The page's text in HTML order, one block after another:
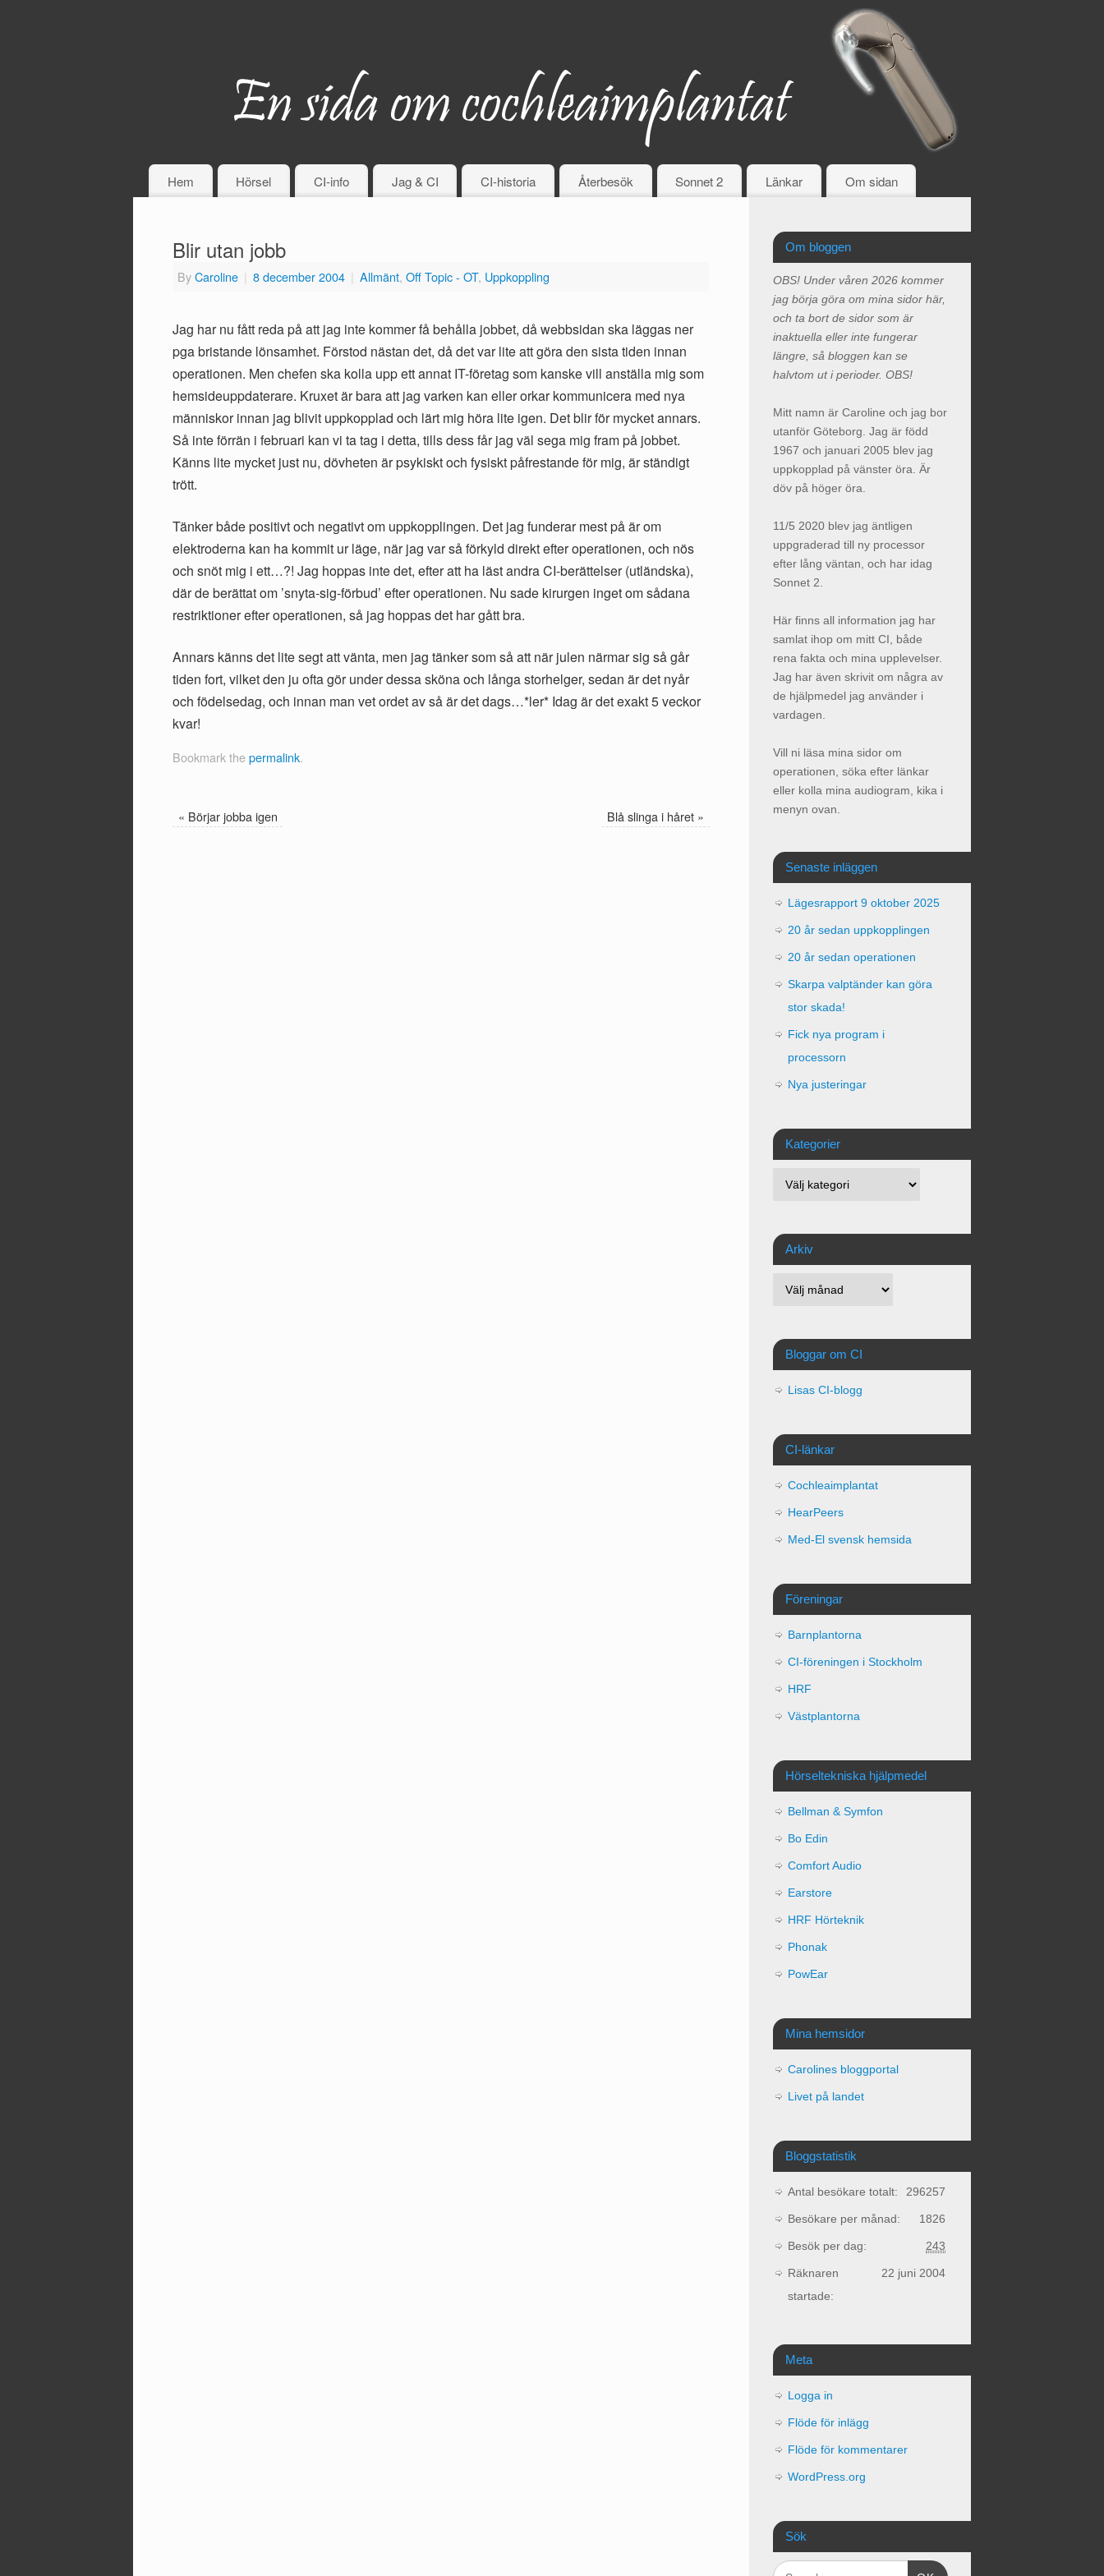
Hem Hörsel CI-info Jag & CI CI-historia Återbesök Sonnet 2 Länkar Om sidan
Blir utan jobb
ByCaroline | 8 december 2004 | Allmänt, Off Topic - OT, Uppkoppling
Jag har nu fått reda på att jag inte kommer få behålla jobbet, då webbsidan ska läggas ner
pga bristande lönsamhet. Förstod nästan det, då det var lite att göra den sista tiden innan
operationen. Men chefen ska kolla upp ett annat IT-företag som kanske vill anställa mig som
hemsideuppdaterare. Kruxet är bara att jag varken kan eller orkar kommunicera med nya
människor innan jag blivit uppkopplad och lärt mig höra lite igen. Det blir för mycket annars.
Så inte förrän i februari kan vi ta tag i detta, tills dess får jag väl sega mig fram på jobbet.
Känns lite mycket just nu, dövheten är psykiskt och fysiskt påfrestande för mig, är ständigt
trött.
Tänker både positivt och negativt om uppkopplingen. Det jag funderar mest på är om
elektroderna kan ha kommit ur läge, när jag var så förkyld direkt efter operationen, och nös
och snöt mig i ett…?! Jag hoppas inte det, efter att ha läst andra CI-berättelser (utländska),
där de berättat om ’snyta-sig-förbud’ efter operationen. Nu sade kirurgen inget om sådana
restriktioner efter operationen, så jag hoppas det har gått bra.
Annars känns det lite segt att vänta, men jag tänker som så att när julen närmar sig så går
tiden fort, vilket den ju ofta gör under dessa sköna och långa storhelger, sedan är det nyår
och födelsedag, och innan man vet ordet av så är det dags…*ler* Idag är det exakt 5 veckor
kvar!
Bookmark thepermalink.
« Börjar jobba igen Blå slinga i håret »
Om bloggen
OBS! Under våren 2026 kommer
jag börja göra om mina sidor här,
och ta bort de sidor som är
inaktuella eller inte fungerar
längre, så bloggen kan se
halvtom ut i perioder. OBS!
Mitt namn är Caroline och jag bor
utanför Göteborg. Jag är född
1967 och januari 2005 blev jag
uppkopplad på vänster öra. Är
döv på höger öra.
11/5 2020 blev jag äntligen
uppgraderad till ny processor
efter lång väntan, och har idag
Sonnet 2.
Här finns all information jag har
samlat ihop om mitt CI, både
rena fakta och mina upplevelser.
Jag har även skrivit om några av
de hjälpmedel jag använder i
vardagen.
Vill ni läsa mina sidor om
operationen, söka efter länkar
eller kolla mina audiogram, kika i
menyn ovan.
Senaste inläggen
Lägesrapport 9 oktober 2025
20 år sedan uppkopplingen
20 år sedan operationen
Skarpa valptänder kan göra
stor skada!
Fick nya program i
processorn
Nya justeringar
Kategorier
Arkiv
Bloggar om CI
Lisas CI-blogg
CI-länkar
Cochleaimplantat
HearPeers
Med-El svensk hemsida
Föreningar
Barnplantorna
CI-föreningen i Stockholm
HRF
Västplantorna
Hörseltekniska hjälpmedel
Bellman & Symfon
Bo Edin
Comfort Audio
Earstore
HRF Hörteknik
Phonak
PowEar
Mina hemsidor
Carolines bloggportal
Livet på landet
Bloggstatistik
296257
Antal besökare totalt:
1826
Besökare per månad:
243
Besök per dag:
22 juni 2004
Räknaren
startade:
Meta
Logga in
Flöde för inlägg
Flöde för kommentarer
WordPress.org
Sök